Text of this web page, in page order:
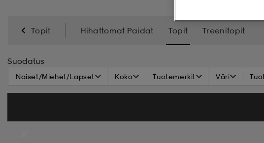
Topit Hihattomat Paidat Topit Treenitopit
Suodatus
Naiset/Miehet/Lapset Koko Tuotemerkit Väri